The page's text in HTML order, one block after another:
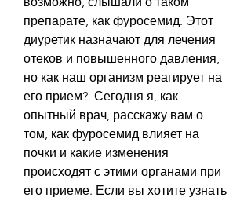
препарате, как фуросемид. Этот
диуретик назначают для лечения
отеков и повышенного давления,
но как наш организм реагирует на
его прием?  Сегодня я, как
опытный врач, расскажу вам о
том, как фуросемид влияет на
почки и какие изменения
происходят с этими органами при
его приеме. Если вы хотите узнать